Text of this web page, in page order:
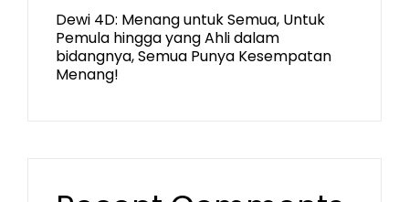
Dewi 4D: Menang untuk Semua, Untuk
Pemula hingga yang Ahli dalam
bidangnya, Semua Punya Kesempatan
Menang!